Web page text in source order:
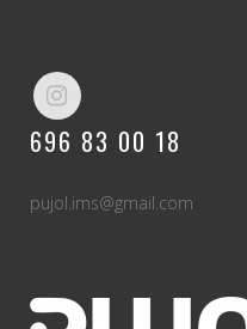
696 83 00 18
pujol.ims@gmail.com